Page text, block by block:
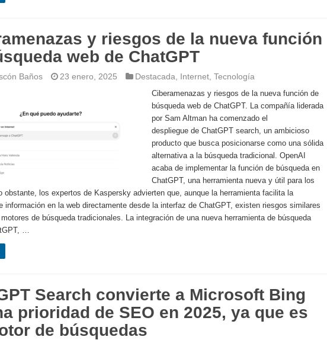
y riesgos de la nueva función
web de ChatGPT
Baños 23 enero, 2025 Destacada Internet, Tecnología
Ciberamenazas y riesgos de la nueva función de
búsqueda web de ChatGPT. La compañía liderada
por Sam Altman ha comenzado el
despliegue de ChatGPT search, un ambicioso
producto que busca posicionarse como una sólida
alternativa a la búsqueda tradicional. OpenAI
acaba de implementar la función de búsqueda en
ChatGPT, una herramienta nueva y útil para los
obstante, los expertos de Kaspersky advierten que, aunque la herramienta facilita la
información en la web directamente desde la interfaz de ChatGPT, existen riesgos similares
de búsqueda tradicionales. La integración de una nueva herramienta de búsqueda
…
Search convierte a Microsoft Bing
prioridad de SEO en 2025, ya que es
de búsquedas